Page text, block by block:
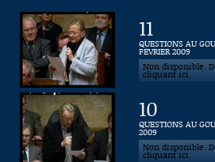
À LA DEMANDE
RECHERCHE
AIDE À LA DÉCOUPE
DE VIDÉOS
Questions au
Commissions
Présidence
Évènements
Connaissance,
11
QUESTIONS AU
FEVRIER 2009
Non disponible.
cliquant ici.
10
QUESTIONS AU
2009
Non disponible.
cliquant ici.